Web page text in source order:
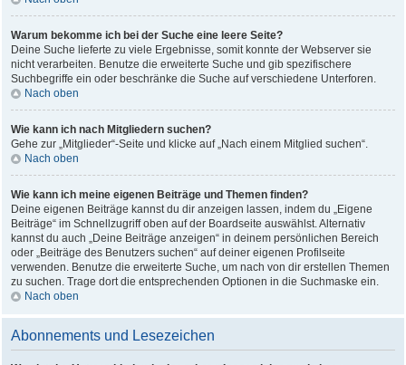
Warum bekomme ich bei der Suche eine leere Seite?
Deine Suche lieferte zu viele Ergebnisse, somit konnte der Webserver sie
nicht verarbeiten. Benutze die erweiterte Suche und gib spezifischere
Suchbegriffe ein oder beschränke die Suche auf verschiedene Unterforen.
Nach oben
Wie kann ich nach Mitgliedern suchen?
Gehe zur „Mitglieder“-Seite und klicke auf „Nach einem Mitglied suchen“.
Nach oben
Wie kann ich meine eigenen Beiträge und Themen finden?
Deine eigenen Beiträge kannst du dir anzeigen lassen, indem du „Eigene
Beiträge“ im Schnellzugriff oben auf der Boardseite auswählst. Alternativ
kannst du auch „Deine Beiträge anzeigen“ in deinem persönlichen Bereich
oder „Beiträge des Benutzers suchen“ auf deiner eigenen Profilseite
verwenden. Benutze die erweiterte Suche, um nach von dir erstellen Themen
zu suchen. Trage dort die entsprechenden Optionen in die Suchmaske ein.
Nach oben
Abonnements und Lesezeichen